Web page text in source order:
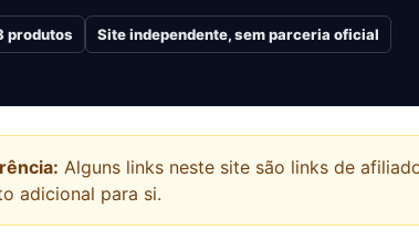
produtos Site independente, sem parceria oficial
Alguns links neste site são links de
adicional para si.